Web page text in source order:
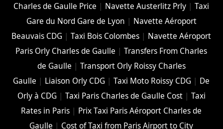
Charles de Gaulle Price | Navette Austerlitz Prly |Taxi
Gare du Nord Gare de Lyon | Navette Aéroport
Beauvais CDG |Taxi Bois Colombes | Navette Aéroport
Paris Orly Charles de Gaulle |Transfers From Charles
de Gaulle | Transport Orly Roissy Charles
Gaulle | Liaison Orly CDG |Taxi Moto Roissy CDG | De
Orly à CDG | Taxi Paris Charles de Gaulle Cost| Taxi
Rates in Paris | Prix Taxi Paris Aéroport Charles de
Gaulle | Cost of Taxi from Paris Airport to City